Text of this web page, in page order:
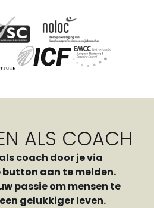
ALS COACH
coach door je via
aan te melden.
passie om mensen te
gelukkiger leven.